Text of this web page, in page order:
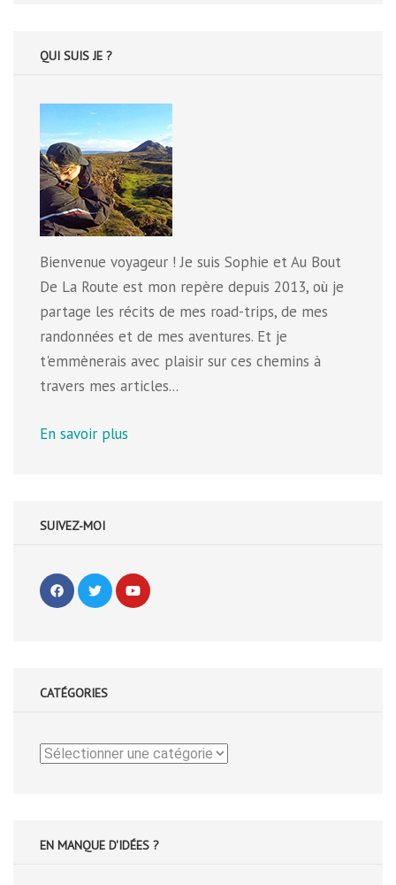
QUI SUIS JE ?
Bienvenue voyageur ! Je suis Sophie et Au Bout
De La Route est mon repère depuis 2013, où je
partage les récits de mes road-trips, de mes
randonnées et de mes aventures. Et je
t'emmènerais avec plaisir sur ces chemins à
travers mes articles...
En savoir plus
SUIVEZ-MOI
CATÉGORIES
Catégories
EN MANQUE D'IDÉES ?